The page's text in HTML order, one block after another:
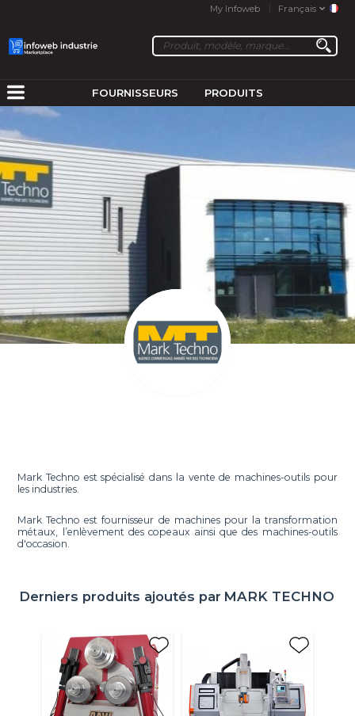
My Infoweb Français
FOURNISSEURS PRODUITS
Mark Techno est spécialisé dans la vente de machines-outils pour
les industries.
Mark Techno est fournisseur de machines pour la transformation
métaux, l’enlèvement des copeaux ainsi que des machines-outils
d'occasion.
Derniers produits ajoutés par MARK TECHNO